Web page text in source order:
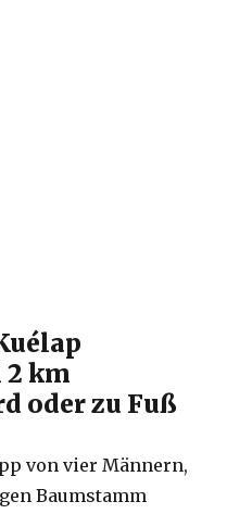
km
oder zu Fuß
von vier Männern,
Baumstamm